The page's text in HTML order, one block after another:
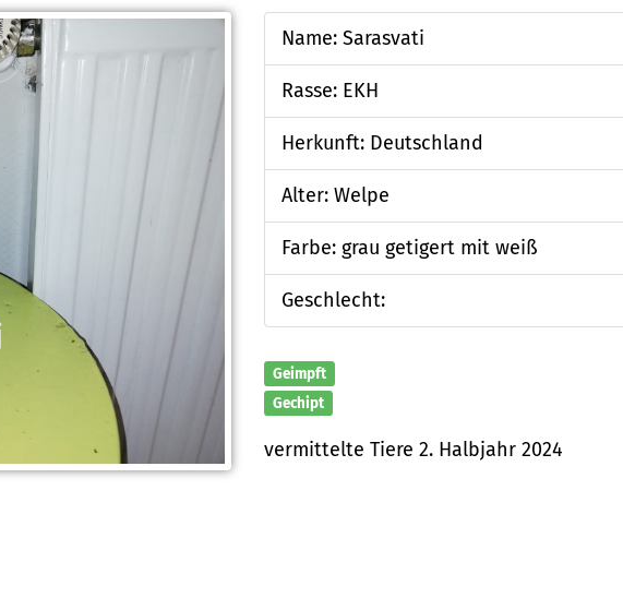
Name: Sarasvati
Rasse: EKH
Herkunft: Deutschland
Alter: Welpe
Farbe: grau getigert mit weiß
Geschlecht:
Geimpft
Gechipt
vermittelte Tiere 2. Halbjahr 2024